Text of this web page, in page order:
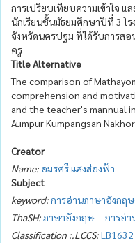
การเปรียบเทียบความเข้าใจ แ
นักเรียนชั้นมัธยมศึกษาปีที่ 3 โร
จังหวัดนครปฐม ที่ได้รับการสอ
ครู
Title Alternative
The comparison of
comprehension and
and the teacher's mannual
Aumpur Kumpangsan
Creator
Name: อมรศรี แสงส่องฟ้า
Subject
keyword:การอ่านภาษาอังกฤษ
ThaSH:ภาษาอังกฤษ--การอ่า
Classification :.LCCS:LB1632